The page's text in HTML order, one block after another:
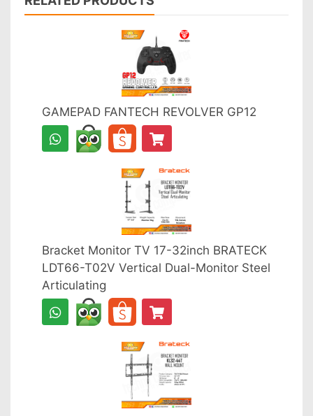
GAMEPAD FANTECH REVOLVER GP12
Bracket Monitor TV 17-32inch BRATECK
LDT66-T02V Vertical Dual-Monitor Steel
Articulating